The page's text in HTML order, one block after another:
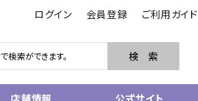
ログイン 会員登録 ご利用ガイド
検 索
店舗情報 公式サイト